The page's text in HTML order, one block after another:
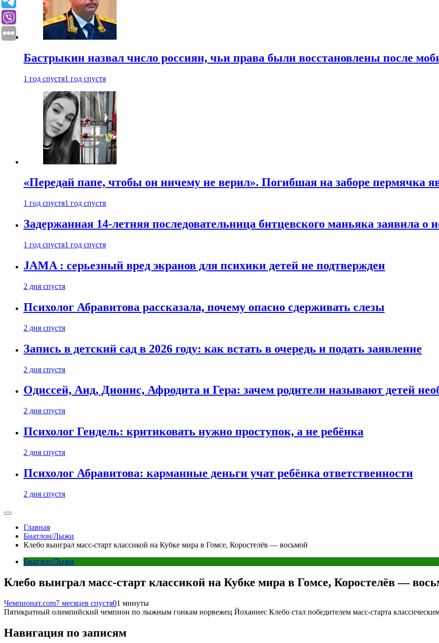
Бастрыкин назвал число россиян, чьи права были восстановлены после
1 год спустя1 год спустя
«Передай папе, чтобы он ничему не верил». Погибшая на заборе пермячка
1 год спустя1 год спустя
Задержанная 14-летняя последовательница битцевского маньяка заявила о
1 год спустя1 год спустя
JAMA : серьезный вред экранов для психики детей не подтвержден
2 дня спустя
Психолог Абравитова рассказала, почему опасно сдерживать слезы
2 дня спустя
Запись в детский сад в 2026 году: как встать в очередь и подать заявление
2 дня спустя
Одиссей, Аид, Дионис, Афродита и Гера: зачем родители называют детей
2 дня спустя
Психолог Гендель: критиковать нужно проступок, а не ребёнка
2 дня спустя
Психолог Абравитова: карманные деньги учат ребёнка ответственности
2 дня спустя
Главная
Биатлон/Лыжи
Клебо выиграл масс-старт классикой на Кубке мира в Гомсе, Коростелёв — восьмой
Биатлон/Лыжи
Клебо выиграл масс-старт классикой на Кубке мира в Гомсе, Коростелёв —
Чемпионат.com7 месяцев спустя01 минуты
Пятикратный олимпийский чемпион по лыжным гонкам норвежец Йоханнес Клебо стал победителем масс-старта
Навигация по записям